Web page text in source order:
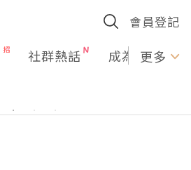
會員登記
社群熱話 成為U更多